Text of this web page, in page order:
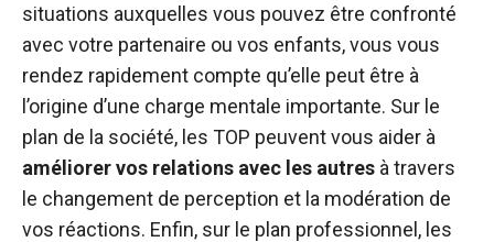
situations auxquelles vous pouvez être confronté
avec votre partenaire ou vos enfants, vous vous
rendez rapidement compte qu’elle peut être à
l’origine d’une charge mentale importante. Sur le
plan de la société, les TOP peuvent vous aider à
améliorer vos relations avec les autres à travers
le changement de perception et la modération de
vos réactions. Enfin, sur le plan professionnel, les